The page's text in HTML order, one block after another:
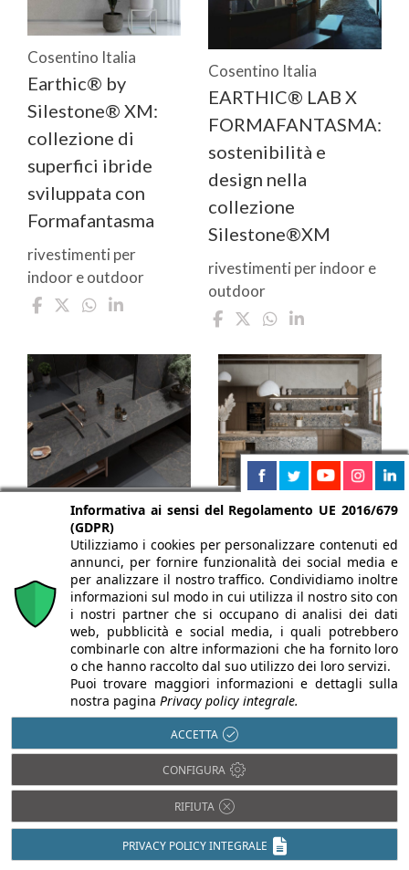
Cosentino Italia
Earthic® by
Silestone® XM:
collezione di
superfici ibride
sviluppata con
Formafantasma
rivestimenti per
indoor e outdoor
Cosentino Italia
EARTHIC® LAB X
FORMAFANTASMA:
sostenibilità e
design nella
collezione
Silestone®XM
rivestimenti per indoor e
outdoor
Cosentino Italia
Silestone® Le Chic:
la collezione
ispirata al fascino
degli spazi
vittoriani e parigini
rivestimenti per
superfici interne e
Cosentino Italia
Kode: superfici
ultra compatte e ad
alte prestazioni by
Daniel Germani
rivestimenti per indoor
e outdoor
Informativa ai sensi del Regolamento UE 2016/679
(GDPR)
Utilizziamo i cookies per personalizzare contenuti ed
annunci, per fornire funzionalità dei social media e
per analizzare il nostro traffico. Condividiamo inoltre
informazioni sul modo in cui utilizza il nostro sito con
i nostri partner che si occupano di analisi dei dati
web, pubblicità e social media, i quali potrebbero
combinarle con altre informazioni che ha fornito loro
o che hanno raccolto dal suo utilizzo dei loro servizi.
Puoi trovare maggiori informazioni e dettagli sulla
nostra pagina Privacy policy integrale.
ACCETTA
CONFIGURA
RIFIUTA
PRIVACY POLICY INTEGRALE